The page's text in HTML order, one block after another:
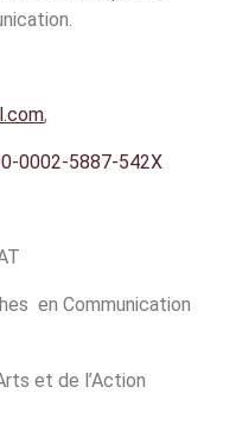
,
0002-5887-542X
en Communication
et de l’Action